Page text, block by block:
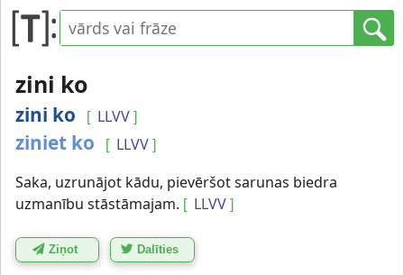
zini ko
zini ko [ LLVV ]
ziniet ko [ LLVV ]
Saka, uzrunājot kādu, pievēršot sarunas biedra
uzmanību stāstāmajam. [ LLVV ]
Ziņot Dalīties